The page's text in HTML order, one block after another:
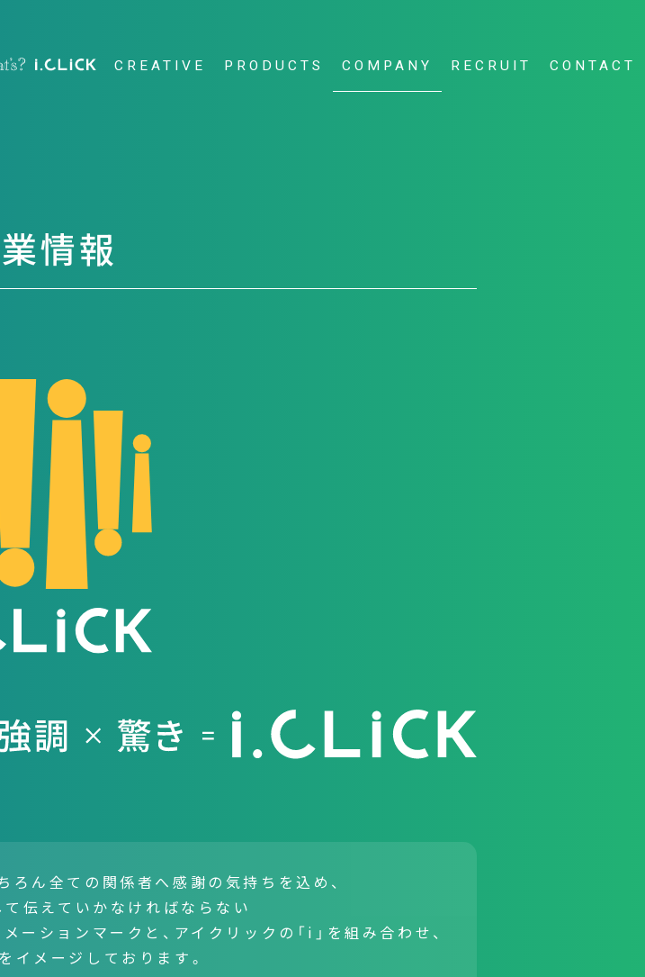
CREATIVE PRODUCTS COMPANY RECRUIT CONTACT
情報
ろん全ての関係者へ感謝の気持ちを込め、
伝えていかなければならない
メーションマークと、アイクリックの「i」を組み合わせ、
イメージしております。